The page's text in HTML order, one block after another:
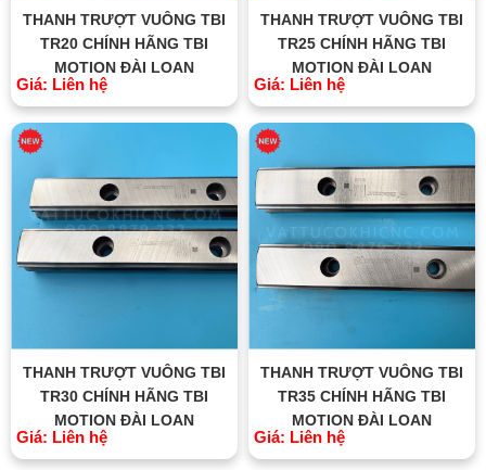
THANH TRƯỢT VUÔNG TBI
TR20 CHÍNH HÃNG TBI
MOTION ĐÀI LOAN
Giá: Liên hệ
THANH TRƯỢT VUÔNG TBI
TR25 CHÍNH HÃNG TBI
MOTION ĐÀI LOAN
Giá: Liên hệ
THANH TRƯỢT VUÔNG TBI
TR30 CHÍNH HÃNG TBI
MOTION ĐÀI LOAN
Giá: Liên hệ
THANH TRƯỢT VUÔNG TBI
TR35 CHÍNH HÃNG TBI
MOTION ĐÀI LOAN
Giá: Liên hệ